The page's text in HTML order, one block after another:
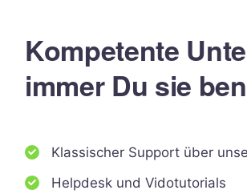
Kompetente
immer Du sie
Klassischer Support über
Helpdesk und Vidotutorials